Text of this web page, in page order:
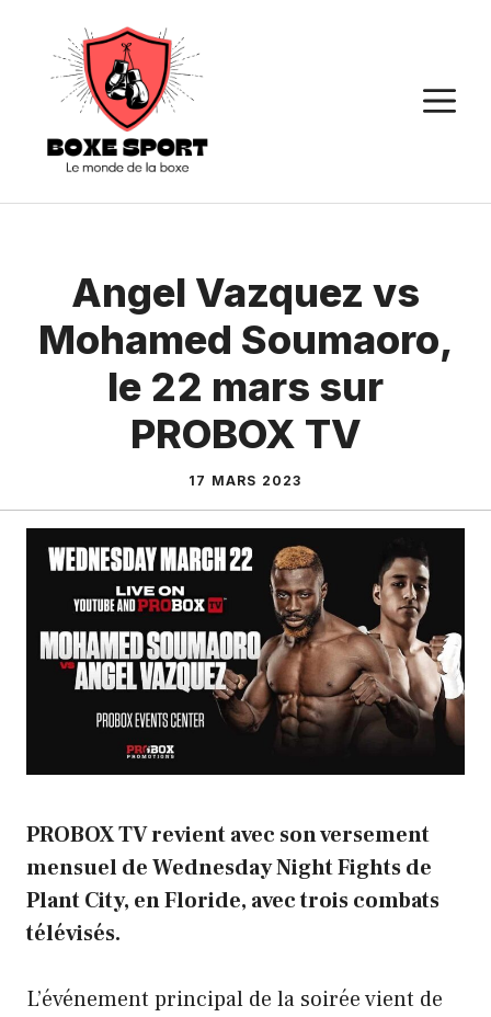
contenu
Angel Vazquez vs
Mohamed Soumaoro,
le 22 mars sur
PROBOX TV
17 MARS 2023
PROBOX TV revient avec son versement
mensuel de Wednesday Night Fights de
Plant City, en Floride, avec trois combats
télévisés.
L’événement principal de la soirée vient de